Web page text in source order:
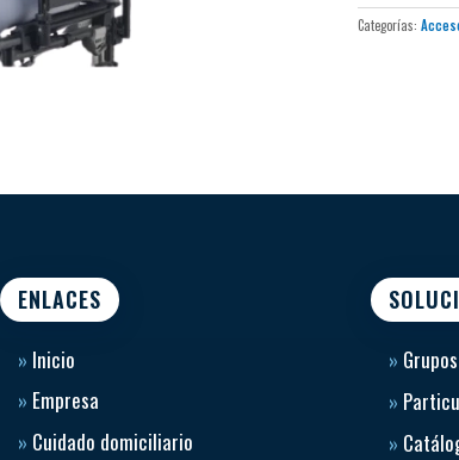
Categorías:
ENLACES
» Inicio
» Empresa
» Cuidado domiciliario
»
»
»